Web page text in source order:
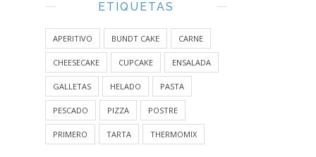
ETIQUETAS
APERITIVO BUNDT CAKE CARNE
CHEESECAKE CUPCAKE ENSALADA
GALLETAS HELADO PASTA
PESCADO PIZZA POSTRE
PRIMERO TARTA THERMOMIX